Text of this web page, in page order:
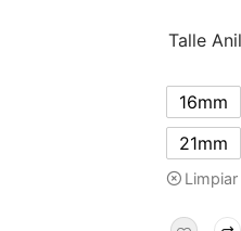
Talle
16mm
21mm
Limpiar